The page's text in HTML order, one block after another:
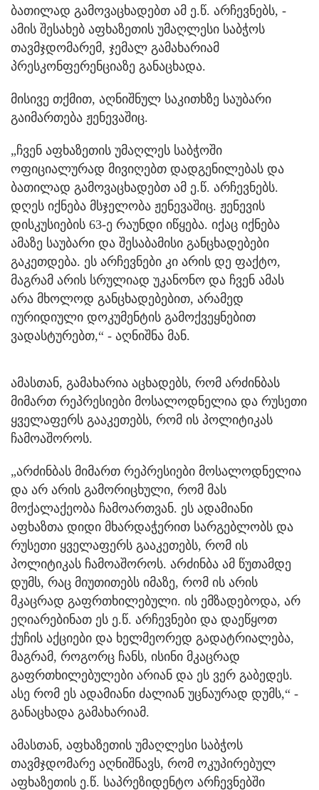
ბათილად გამოვაცხადებთ ამ ე.წ. არჩევნებს, -
ამის შესახებ აფხაზეთის უმაღლესი საბჭოს
თავმჯდომარემ, ჯემალ გამახარიამ
პრესკონფერენციაზე განაცხადა.
მისივე თქმით, აღნიშნულ საკითხზე საუბარი
გაიმართება ჟენევაშიც.
„ჩვენ აფხაზეთის უმაღლეს საბჭოში
ოფიციალურად მივიღებთ დადგენილებას და
ბათილად გამოვაცხადებთ ამ ე.წ. არჩევნებს.
დღეს იქნება მსჯელობა ჟენევაშიც. ჟენევის
დისკუსიების 63-ე რაუნდი იწყება. იქაც იქნება
ამაზე საუბარი და შესაბამისი განცხადებები
გაკეთდება. ეს არჩევნები კი არის დე ფაქტო,
მაგრამ არის სრულიად უკანონო და ჩვენ ამას
არა მხოლოდ განცხადებებით, არამედ
იურიდიული დოკუმენტის გამოქვეყნებით
ვადასტურებთ,“ - აღნიშნა მან.
ამასთან, გამახარია აცხადებს, რომ არძინბას
მიმართ რეპრესიები მოსალოდნელია და რუსეთი
ყველაფერს გააკეთებს, რომ ის პოლიტიკას
ჩამოაშოროს.
„არძინბას მიმართ რეპრესიები მოსალოდნელია
და არ არის გამორიცხული, რომ მას
მოქალაქეობა ჩამოართვან. ეს ადამიანი
აფხაზთა დიდი მხარდაჭერით სარგებლობს და
რუსეთი ყველაფერს გააკეთებს, რომ ის
პოლიტიკას ჩამოაშოროს. არძინბა ამ წუთამდე
დუმს, რაც მიუთითებს იმაზე, რომ ის არის
მკაცრად გაფრთხილებული. ის ემზადებოდა, არ
ეღიარებინათ ეს ე.წ. არჩევნები და დაეწყოთ
ქუჩის აქციები და ხელმეორედ გადატრიალება,
მაგრამ, როგორც ჩანს, ისინი მკაცრად
გაფრთხილებულები არიან და ეს ვერ გაბედეს.
ასე რომ ეს ადამიანი ძალიან უცნაურად დუმს,“ -
განაცხადა გამახარიამ.
ამასთან, აფხაზეთის უმაღლესი საბჭოს
თავმჯდომარე აღნიშნავს, რომ ოკუპირებულ
აფხაზეთის ე.წ. საპრეზიდენტო არჩევნებში